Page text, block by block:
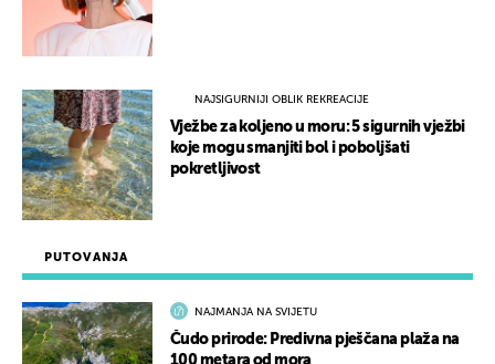
PUTOVANJA
NAJMANJA NA SVIJETU
Čudo prirode: Predivna pješčana plaža na
100 metara od mora
NAJSIGURNIJI OBLIK REKREACIJE
Vježbe za koljeno u moru: 5 sigurnih vježbi
koje mogu smanjiti bol i poboljšati
pokretljivost